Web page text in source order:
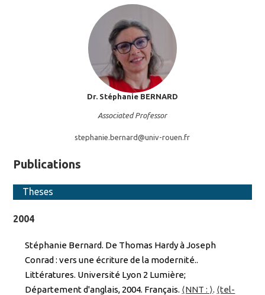
Dr. Stéphanie BERNARD
Associated Professor
stephanie.bernard@univ-rouen.fr
Publications
Theses
2004
Stéphanie Bernard. De Thomas Hardy à Joseph
Conrad : vers une écriture de la modernité..
Littératures. Université Lyon 2 Lumière;
Département d'anglais, 2004. Français. ⟨NNT : ⟩. ⟨tel-